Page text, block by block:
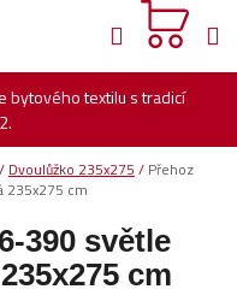
bytového textilu s tradicí
Hledat
/ Dvoulůžko 235x275 / Přehoz
235x275 cm
390 světle
cm